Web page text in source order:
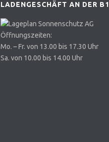
LADENGESCHÄFT AN DER B1
Öffnungszeiten:
Mo. – Fr. von 13.00 bis 17.30 Uhr
Sa. von 10.00 bis 14.00 Uhr